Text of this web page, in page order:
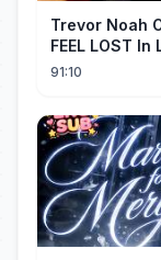
Trevor Noah
FEEL LOST In
91:10